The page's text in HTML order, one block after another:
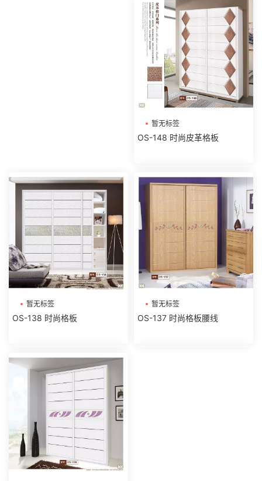
暂无标签
OS-148 时尚皮革格板
暂无标签
OS-138 时尚格板
暂无标签
OS-137 时尚格板腰线